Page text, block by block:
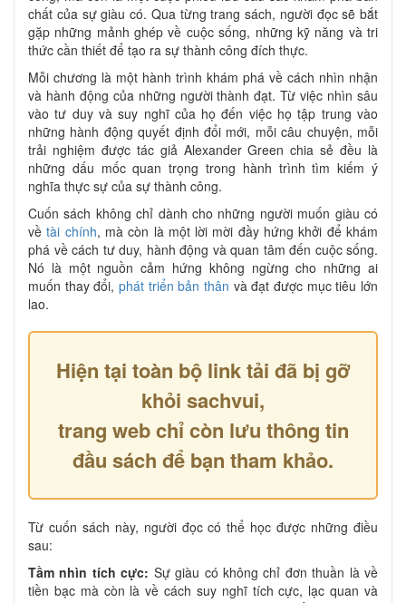
chất của sự giàu có. Qua từng trang sách, người đọc sẽ bắt
gặp những mảnh ghép về cuộc sống, những kỹ năng và tri
thức cần thiết để tạo ra sự thành công đích thực.
Mỗi chương là một hành trình khám phá về cách nhìn nhận
và hành động của những người thành đạt. Từ việc nhìn sâu
vào tư duy và suy nghĩ của họ đến việc họ tập trung vào
những hành động quyết định đổi mới, mỗi câu chuyện, mỗi
trải nghiệm được tác giả Alexander Green chia sẻ đều là
những dấu mốc quan trọng trong hành trình tìm kiếm ý
nghĩa thực sự của sự thành công.
Cuốn sách không chỉ dành cho những người muốn giàu có
vềtài chính, mà còn là một lời mời đầy hứng khởi để khám
phá về cách tư duy, hành động và quan tâm đến cuộc sống.
Nó là một nguồn cảm hứng không ngừng cho những ai
muốn thay đổi, phát triển bản thân và đạt được mục tiêu lớn
lao.
Hiện tại toàn bộ link tải đã bị gỡ
khỏi sachvui,
trang web chỉ còn lưu thông tin
đầu sách để bạn tham khảo.
Từ cuốn sách này, người đọc có thể học được những điều
sau:
Tầm nhìn tích cực: Sự giàu có không chỉ đơn thuần là về
tiền bạc mà còn là về cách suy nghĩ tích cực, lạc quan và